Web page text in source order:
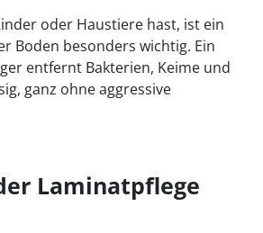
oder Haustiere hast, ist ein
Boden besonders wichtig. Ein
entfernt Bakterien, Keime und
ganz ohne aggressive
Laminatpflege